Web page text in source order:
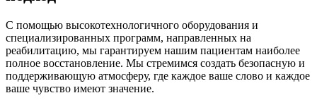
С помощью высокотехнологичного оборудования и
специализированных программ, направленных на
реабилитацию, мы гарантируем нашим пациентам наиболее
полное восстановление. Мы стремимся создать безопасную и
поддерживающую атмосферу, где каждое ваше слово и каждое
ваше чувство имеют значение.